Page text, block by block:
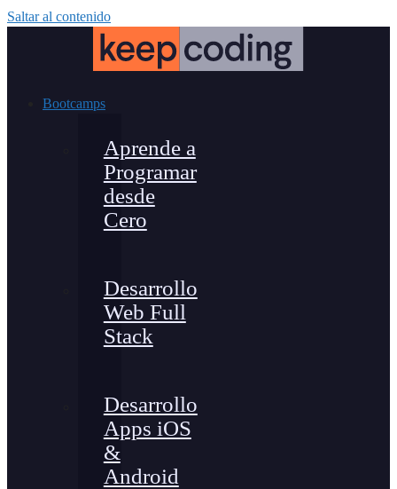
Saltar al contenido
Bootcamps
Aprende a
Programar
desde
Cero
Desarrollo
Web Full
Stack
Desarrollo
Apps iOS
&
Android